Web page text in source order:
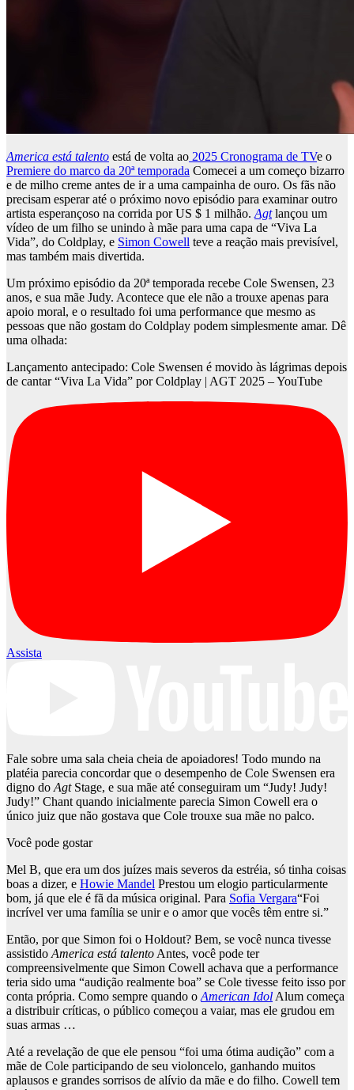
America está talento está de volta ao 2025 Cronograma de TVe o
Premiere do marco da 20ª temporada Comecei a um começo bizarro
e de milho creme antes de ir a uma campainha de ouro. Os fãs não
precisam esperar até o próximo novo episódio para examinar outro
artista esperançoso na corrida por US $ 1 milhão.Agtlançou um
vídeo de um filho se unindo à mãe para uma capa de “Viva La
Vida”, do Coldplay, e Simon Cowell teve a reação mais previsível,
mas também mais divertida.
Um próximo episódio da 20ª temporada recebe Cole Swensen, 23
anos, e sua mãe Judy. Acontece que ele não a trouxe apenas para
apoio moral, e o resultado foi uma performance que mesmo as
pessoas que não gostam do Coldplay podem simplesmente amar. Dê
uma olhada:
Lançamento antecipado: Cole Swensen é movido às lágrimas depois
de cantar “Viva La Vida” por Coldplay | AGT 2025 – YouTube
Assista
Fale sobre uma sala cheia cheia de apoiadores! Todo mundo na
platéia parecia concordar que o desempenho de Cole Swensen era
digno do AgtStage, e sua mãe até conseguiram um “Judy! Judy!
Judy!” Chant quando inicialmente parecia Simon Cowell era o
único juiz que não gostava que Cole trouxe sua mãe no palco.
Você pode gostar
Mel B, que era um dos juízes mais severos da estréia, só tinha coisas
boas a dizer, e Howie Mandel Prestou um elogio particularmente
bom, já que ele é fã da música original. Para Sofia Vergara“Foi
incrível ver uma família se unir e o amor que vocês têm entre si.”
Então, por que Simon foi o Holdout? Bem, se você nunca tivesse
assistido America está talento Antes, você pode ter
compreensivelmente que Simon Cowell achava que a performance
teria sido uma “audição realmente boa” se Cole tivesse feito isso por
conta própria. Como sempre quando o American Idol Alum começa
a distribuir críticas, o público começou a vaiar, mas ele grudou em
suas armas …
Até a revelação de que ele pensou “foi uma ótima audição” com a
mãe de Cole participando de seu violoncelo, ganhando muitos
aplausos e grandes sorrisos de alívio da mãe e do filho. Cowell tem